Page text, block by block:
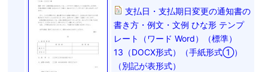
支払日・支払期日変更の通知書の
書き方・例文・文例 ひな形 テンプ
レート（ワード Word）（標準）
13（DOCX形式）（手紙形式①）
（別記が表形式）